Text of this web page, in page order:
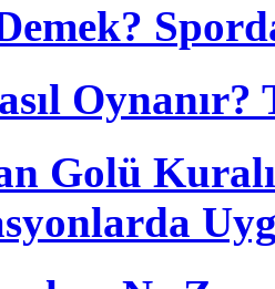
Golü